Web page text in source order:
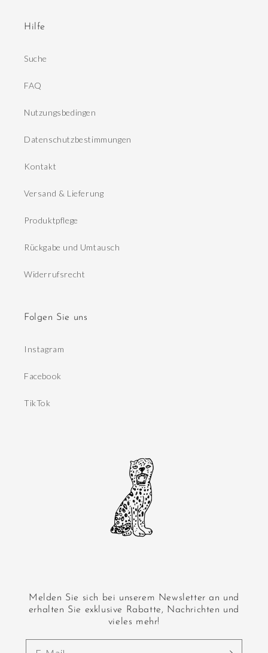
Hilfe
Suche
FAQ
Nutzungsbedingen
Datenschutzbestimmungen
Kontakt
Versand & Lieferung
Produktpflege
Rückgabe und Umtausch
Widerrufsrecht
Folgen Sie uns
Instagram
Facebook
TikTok
Melden Sie sich bei unserem Newsletter an und
erhalten Sie exklusive Rabatte, Nachrichten und
vieles mehr!